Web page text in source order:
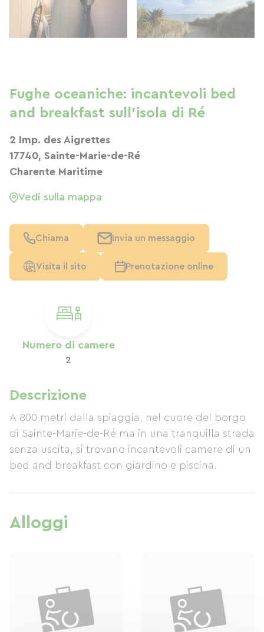
Numero di camere
2
Descrizione
A 800 metri dalla spiaggia, nel cuore del borgo
di Sainte-Marie-de-Ré ma in una tranquilla strada
senza uscita, si trovano incantevoli camere di un
bed and breakfast con giardino e piscina.
Alloggi
Fughe oceaniche: incantevoli bed
and breakfast sull'isola di Ré
2 Imp. des Aigrettes
17740, Sainte-Marie-de-Ré
Charente Maritime
Vedi sulla mappa
Chiama Invia un messaggio
Visita il sito Prenotazione online